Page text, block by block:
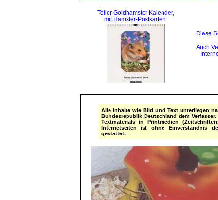
Toller Goldhamster Kalender,
mit Hamster-Postkarten:
Diese
Auch
Alle Inhalte wie Bild und Text unterliegen
Bundesrepublik Deutschland dem
Textmaterials in Printmedien
Internetseiten ist ohne Einverständnis
gestattet.